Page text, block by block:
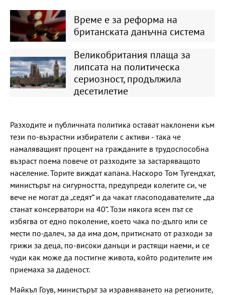
Време е за реформа на
британската данъчна система
Великобритания плаща за
липсата на политическа
сериозност, продължила
десетилетие
Разходите и публичната политика остават наклонени към
тези по-възрастни избиратели с активи - така че
намаляващият процент на гражданите в трудоспособна
възраст поема повече от разходите за застаряващото
население. Торите виждат капана. Наскоро Том Тугендхат,
министърът на сигурността, предупреди колегите си, че
вече не могат да „седят“ и да чакат гласоподавателите „да
станат консерватори на 40“. Този някога ясен път се
избягва от едно поколение, което чака по-дълго или се
мести по-далеч, за да има дом, притиснато от разходи за
грижи за деца, по-високи данъци и растящи наеми, и се
чуди как може да постигне живота, който родителите им
приемаха за даденост.
Майкъл Гоув, министърът за изравняването на регионите,